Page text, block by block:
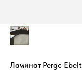
Ламинат Pergo